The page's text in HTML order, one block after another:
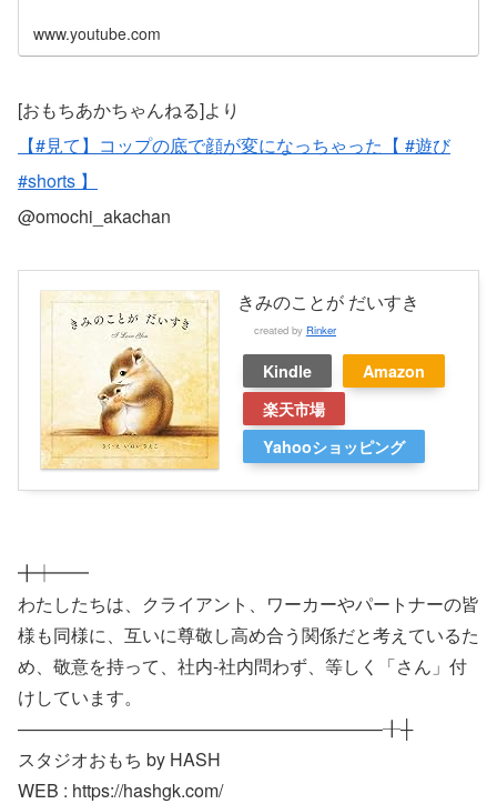
www.youtube.com
[おもちあかちゃんねる]より
【#見て】コップの底で顔が変になっちゃった【 #遊び
#shorts 】
@omochi_akachan
きみのことが だいすき
created by Rinker
Kindle
Amazon
楽天市場
Yahooショッピング
╋┿━━
わたしたちは、クライアント、ワーカーやパートナーの皆
様も同様に、互いに尊敬し高め合う関係だと考えているた
め、敬意を持って、社内-社内問わず、等しく「さん」付
けしています。
————————————————————–╂┼
スタジオおもち by HASH
WEB : https://hashgk.com/